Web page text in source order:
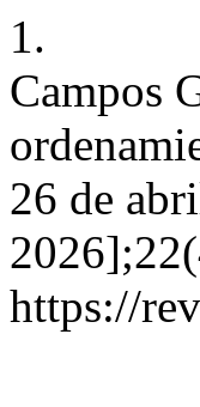
1.
Campos
26 de
https://